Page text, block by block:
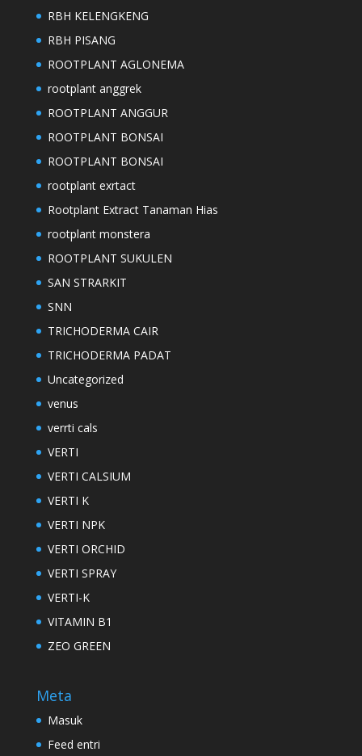
RBH KELENGKENG
RBH PISANG
ROOTPLANT AGLONEMA
rootplant anggrek
ROOTPLANT ANGGUR
ROOTPLANT BONSAI
ROOTPLANT BONSAI
rootplant exrtact
Rootplant Extract Tanaman Hias
rootplant monstera
ROOTPLANT SUKULEN
SAN STRARKIT
SNN
TRICHODERMA CAIR
TRICHODERMA PADAT
Uncategorized
venus
verrti cals
VERTI
VERTI CALSIUM
VERTI K
VERTI NPK
VERTI ORCHID
VERTI SPRAY
VERTI-K
VITAMIN B1
ZEO GREEN
Meta
Masuk
Feed entri